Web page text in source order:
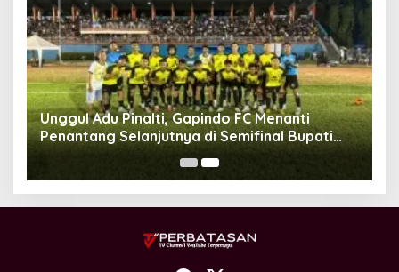
Unggul Adu Pinalti, Gapindo FC Menanti
Penantang Selanjutnya di Semifinal Bupati
Cup 2024